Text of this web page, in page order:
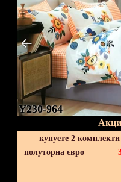
Y230-964
купуете 2
полуторна євро